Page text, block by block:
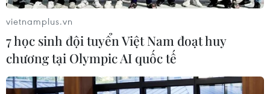
Mỹ đề xuất quy tắc đẩy nhanh đánh giá
vietnamplus.vn
7 học sinh đội tuyển Việt Nam đoạt huy
chương tại Olympic AI quốc tế